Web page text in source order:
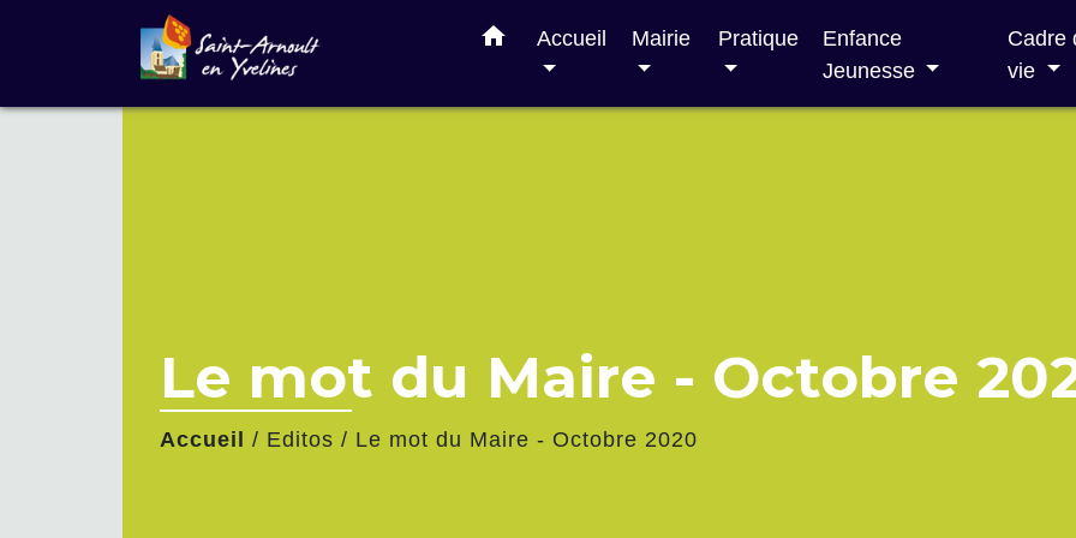
home Accueil Mairie Pratique
Enfance
Jeunesse
Cadre
vie
Le mot du Maire - Octobre
Accueil / Editos / Le mot du Maire - Octobre 2020